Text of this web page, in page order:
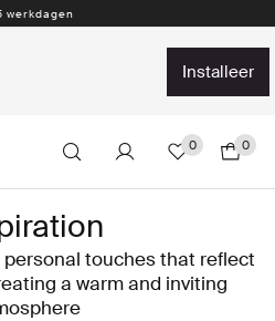
werkdagen
installeer
0 0
touches that reflect
a warm and inviting